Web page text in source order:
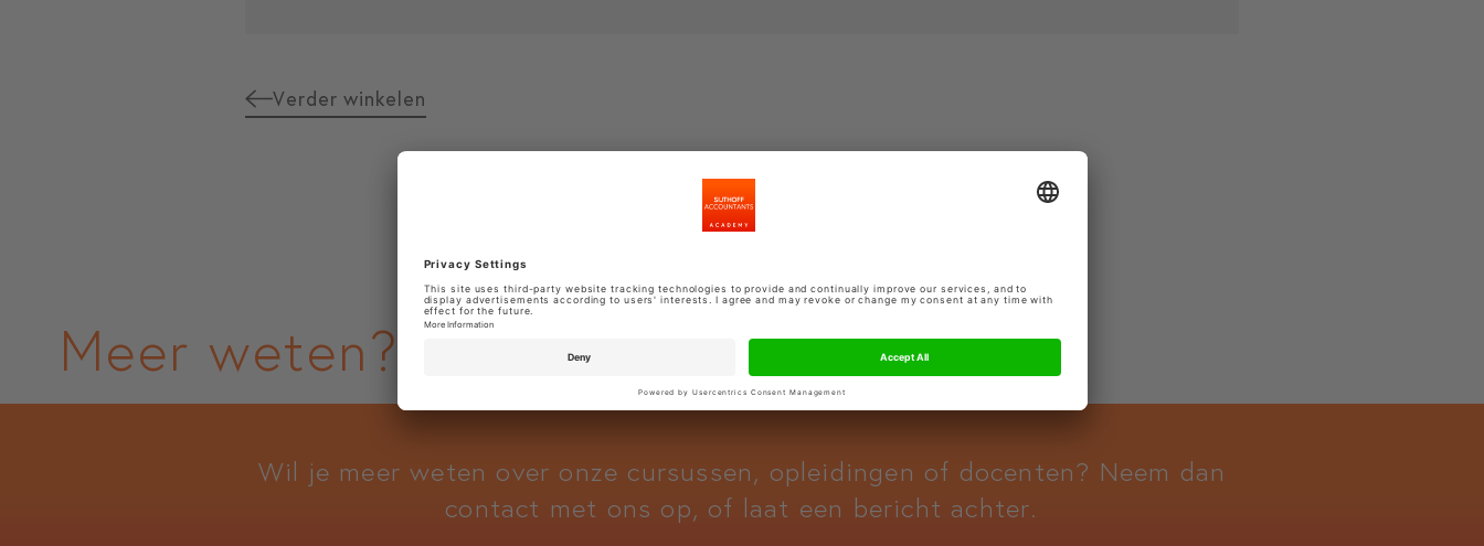
Verder winkelen
Meer weten?
Wil je meer weten over onze cursussen, opleidingen of docenten? Neem dan
contact met ons op, of laat een bericht achter.